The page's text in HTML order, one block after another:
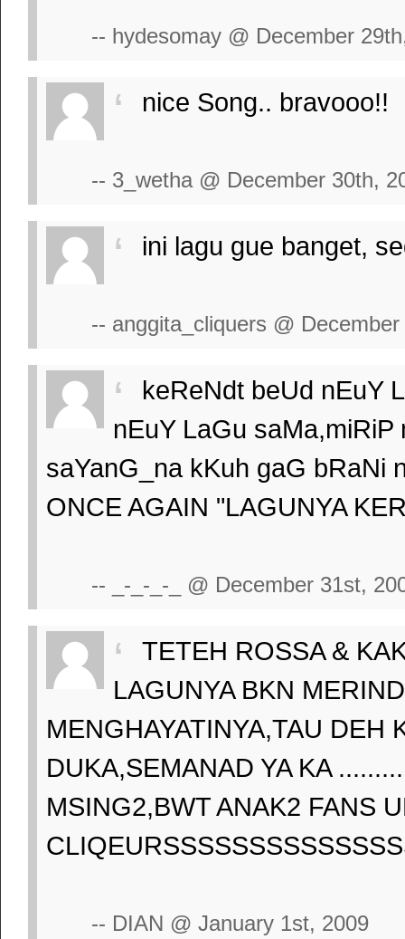
-- hydesomay @ December
nice Song.. bravooo!!
-- 3_wetha @ December 30th,
ini lagu gue banget,
-- anggita_cliquers @
keReNdt beUd nEuY
nEuY LaGu
saYanG_na kKuh gaG bRaNi
ONCE AGAIN "LAGUNYA
-- _-_-_-_ @ December 31st,
TETEH ROSSA &
LAGUNYA BKN
MENGHAYATINYA,TAU DEH
DUKA,SEMANAD YA KA
MSING2,BWT ANAK2 FANS
-- DIAN @ January 1st, 2009